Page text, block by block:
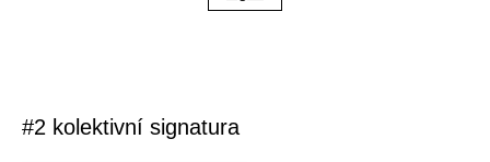
#2 kolektivní signatura